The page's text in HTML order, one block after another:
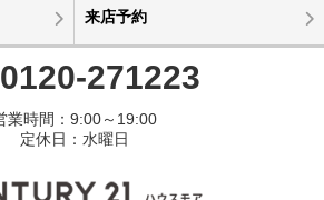
来店予約
0120-271223
業時間：9:00～19:00
定休日：水曜日